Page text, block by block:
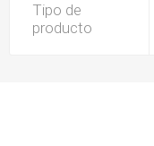
Tipo de
producto